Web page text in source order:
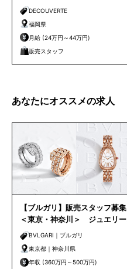
ー｜天神店
DECOUVERTE
福岡県
月給 (24万円～44万円)
販売スタッフ
あなたにオススメの求人
【ブルガリ】販売スタッフ募集
＜東京・神奈川＞ ジュエリー
販売未経験OK！
BVLGARI｜ブルガリ
東京都｜神奈川県
年収 (360万円～500万円)